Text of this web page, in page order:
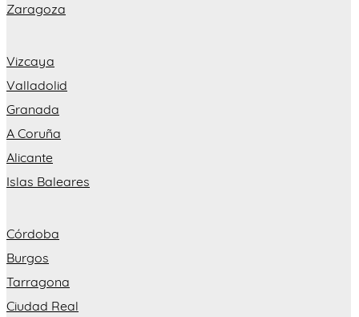
Zaragoza
Vizcaya
Valladolid
Granada
A Coruña
Alicante
Islas Baleares
Córdoba
Burgos
Tarragona
Ciudad Real